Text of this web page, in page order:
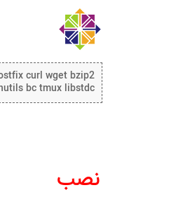
curl wget bzip2
bc tmux libstdc++
نصب